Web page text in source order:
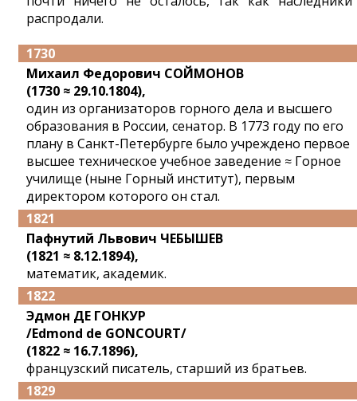
распродали.
1730
Михаил Федорович СОЙМОНОВ
(1730 ≈ 29.10.1804),
один из организаторов горного дела и высшего
образования в России, сенатор. В 1773 году по его
плану в Санкт-Петербурге было учреждено первое
высшее техническое учебное заведение ≈ Горное
училище (ныне Горный институт), первым
директором которого он стал.
1821
Пафнутий Львович ЧЕБЫШЕВ
(1821 ≈ 8.12.1894),
математик, академик.
1822
Эдмон ДЕ ГОНКУР
/Edmond de GONCOURT/
(1822 ≈ 16.7.1896),
французский писатель, старший из братьев.
1829